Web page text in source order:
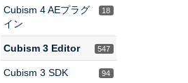
18
Cubism 4 AEプラグ
イン
547
Cubism 3 Editor
94
Cubism 3 SDK